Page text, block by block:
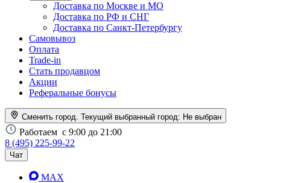
Доставка по Москве и МО
Доставка по РФ и СНГ
Доставка по Санкт-Петербургу
Самовывоз
Оплата
Trade-in
Стать продавцом
Акции
Реферальные бонусы
Сменить город. Текущий выбранный город: Не выбран
Работаем с 9:00 до 21:00
8 (495) 225-99-22
Чат
MAX